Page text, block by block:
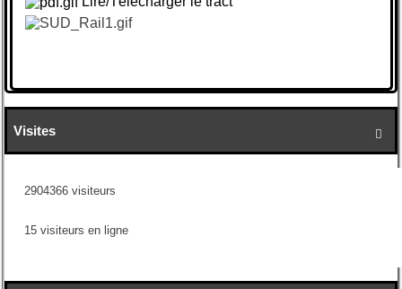

Visites
2904366 visiteurs
15 visiteurs en ligne